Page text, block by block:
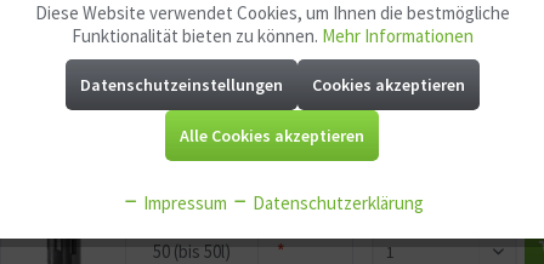
Jetzt Bonuspunkte sichern
50 (bis 50l)
*
Funktionale Aktiv
Marketing Aktiv
Service Aktiv
Diese Website verwendet Cookies, um Ihnen die bestmögliche
Funktionalität bieten zu können. Mehr Informationen
Datenschutzeinstellungen Cookies akzeptieren
Alle Cookies akzeptieren
Impressum Datenschutzerklärung